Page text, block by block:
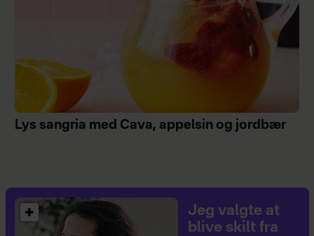
Lys sangria med Cava, appelsin og jordbær
Jeg valgte at
blive skilt fra